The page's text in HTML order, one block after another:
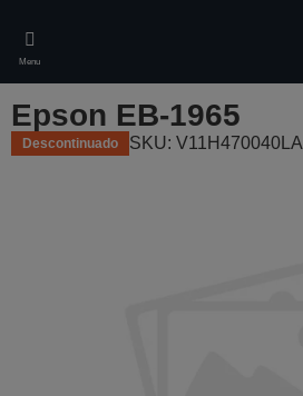
main
content
Menu
Epson EB-1965
Descontinuado SKU: V11H470040LA